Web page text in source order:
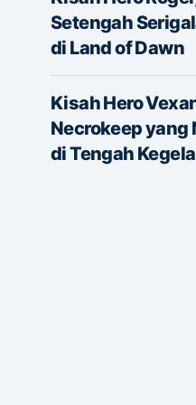
Setengah
di Land of Dawn
Kisah Hero
Necrokeep yang
di Tengah